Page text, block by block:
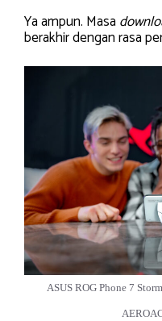
Ya ampun. Masa
berakhir dengan rasa
ASUS ROG Phone 7